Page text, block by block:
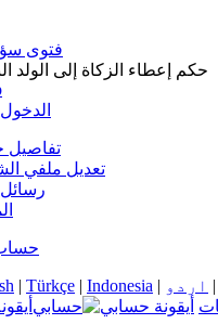
حكم إعطاء الزكاة إلى الولد
الدخول
تفاصيل
تعديل ملفي
| Türkçe | Indonesia | | اردو
حسابي